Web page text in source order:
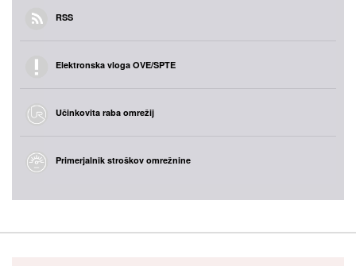
RSS
Elektronska vloga OVE/SPTE
Učinkovita raba omrežij
Primerjalnik stroškov omrežnine